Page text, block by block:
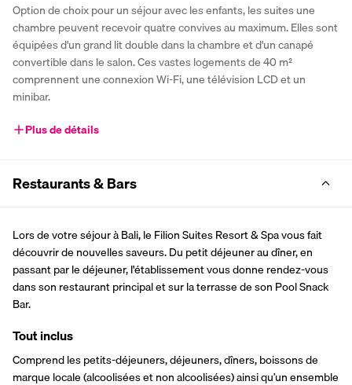
Option de choix pour un séjour avec les enfants, les suites une
chambre peuvent recevoir quatre convives au maximum. Elles sont
équipées d'un grand lit double dans la chambre et d'un canapé
convertible dans le salon. Ces vastes logements de 40 m²
comprennent une connexion Wi-Fi, une télévision LCD et un
minibar.
Plus de détails
Restaurants & Bars
Lors de votre séjour à Bali, le Filion Suites Resort & Spa vous fait
découvrir de nouvelles saveurs. Du petit déjeuner au dîner, en
passant par le déjeuner, l'établissement vous donne rendez-vous
dans son restaurant principal et sur la terrasse de son Pool Snack
Bar.
Tout inclus
Comprend les petits-déjeuners, déjeuners, dîners, boissons de
marque locale (alcoolisées et non alcoolisées) ainsi qu’un ensemble